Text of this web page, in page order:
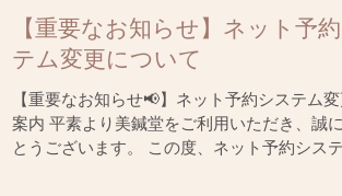
【重要なお知らせ】ネット予約
テム変更について
【重要なお知らせ📢】ネット予約システム変
案内 平素より美鍼堂をご利用いただき、誠に
とうございます。 この度、ネット予約システ